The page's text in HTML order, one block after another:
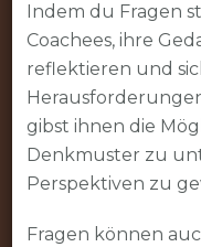
Indem du Fragen
Coachees, ihre
reflektieren und
gibst ihnen die
Denkmuster zu
Perspektiven zu
Fragen können